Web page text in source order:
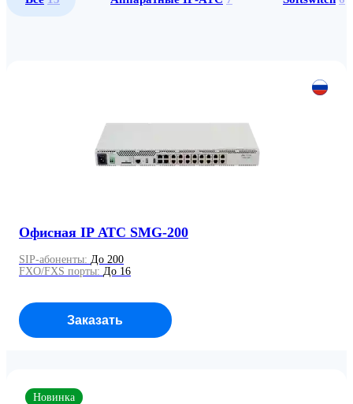
Офисная IP АТС SMG-200
SIP-абоненты: До 200
FXO/FXS порты: До 16
Заказать
Новинка